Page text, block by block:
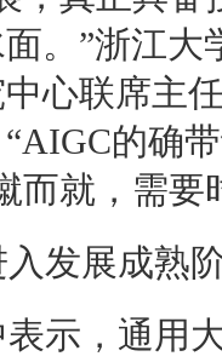
。”浙江
心联席主
的确
而就，需要
发展成熟
示，通用